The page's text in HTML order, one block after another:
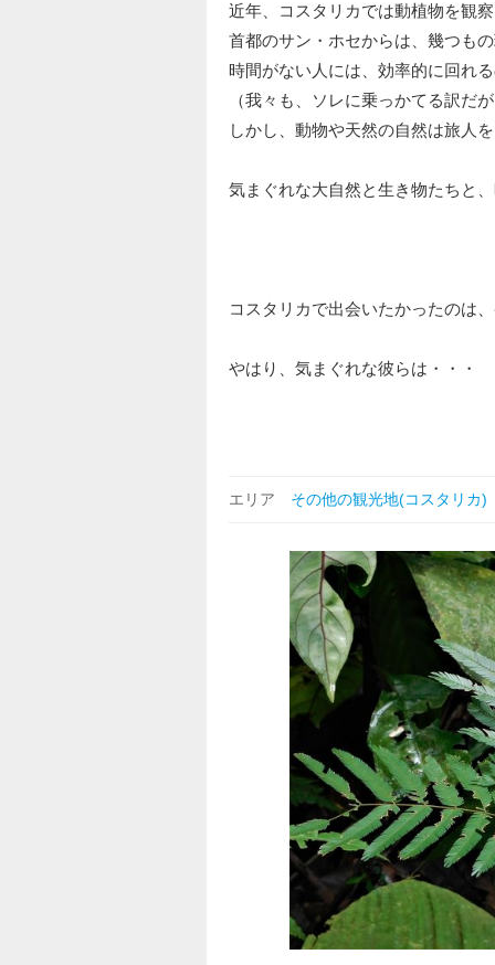
近年、コスタリカでは動植物を観
首都のサン・ホセからは、幾つも
時間がない人には、効率的に回れ
（我々も、ソレに乗っかてる訳だ
しかし、動物や天然の自然は旅人
気まぐれな大自然と生き物たちと
コスタリカで出会いたかったのは
やはり、気まぐれな彼らは・・・
エリア その他の観光地(コスタリカ)